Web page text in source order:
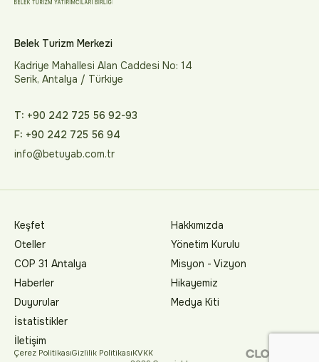
Belek Turizm Merkezi
Kadriye Mahallesi Alan Caddesi No: 14
Serik, Antalya / Türkiye
T: +90 242 725 56 92-93
F: +90 242 725 56 94
info@betuyab.com.tr
Keşfet
Oteller
COP 31 Antalya
Haberler
Duyurular
İstatistikler
İletişim
Hakkımızda
Yönetim Kurulu
Misyon - Vizyon
Hikayemiz
Medya Kiti
Çerez PolitikasıGizlilik PolitikasıKVKK